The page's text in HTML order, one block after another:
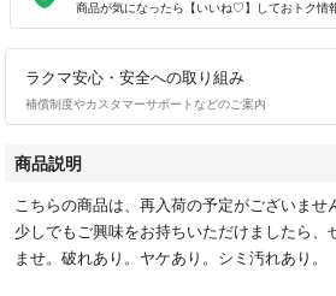
商品が気になったら【いいね♡】しておトク情
ラクマ安心・安全への取り組み
補償制度やカスタマーサポートなどのご案内
商品説明
こちらの商品は、再入荷の予定がございませ
少しでもご興味をお持ちいただけましたら
ませ。破れあり。ヤケあり。シミ汚れあり。